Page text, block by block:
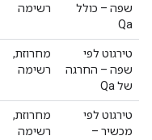
שפה – כולל
Qa
רשימה
טירגוט לפי
שפה – החרגה
של Qa
מחרוזת,
רשימה
טירגוט לפי
מכשיר –
מחרוזת,
רשימה